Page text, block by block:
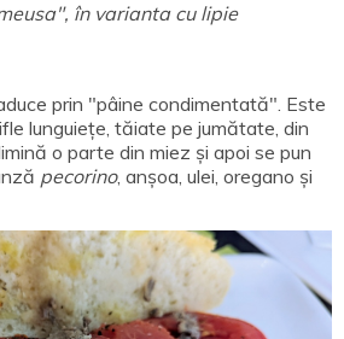
în varianta cu lipie
prin "pâine condimentată". Este
lunguiețe, tăiate pe jumătate, din
o parte din miez și apoi se pun
pecorino, anșoa, ulei, oregano și